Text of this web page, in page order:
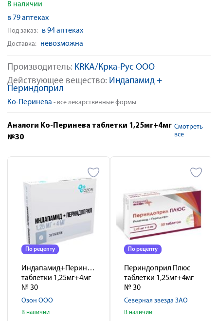
Производитель: KRKA/Крка-Рус ООО
Действующее вещество: Индапамид +
Периндоприл
Ко-Перинева - все лекарственные формы
В наличии
в 79 аптеках
Под заказ: в 94 аптеках
Доставка: невозможна
Аналоги Ко-Перинева таблетки 1,25мг+4мг
№30
Смотреть
все
По рецепту
Индапамид+Периндоприл
таблетки 1,25мг+4мг
№ 30
Озон ООО
В наличии
По рецепту
Периндоприл Плюс
таблетки 1,25мг+4мг
№ 30
Северная звезда ЗАО
В наличии